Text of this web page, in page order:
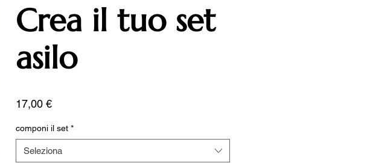
Crea il tuo set
asilo
17,00 €Prezzo
componi il set *
Seleziona